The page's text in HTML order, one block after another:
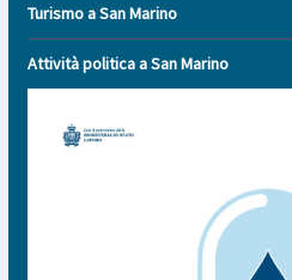
Turismo a San Marino
Attività politica a San Marino